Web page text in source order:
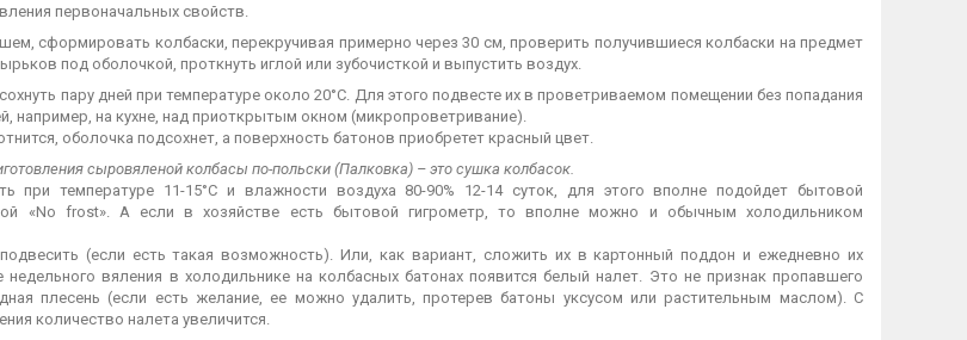
первоначальных свойств.
сформировать колбаски, перекручивая примерно через 30 см, проверить получившиеся колбаски на предмет
под оболочкой, проткнуть иглой или зубочисткой и выпустить воздух.
пару дней при температуре около 20°С. Для этого подвесте их в проветриваемом помещении без попадания
например, на кухне, над приоткрытым окном (микропроветривание).
оболочка подсохнет, а поверхность батонов приобретет красный цвет.
сыровяленой колбасы по-польски (Палковка) – это сушка колбасок.
при температуре 11-15°С и влажности воздуха 80-90% 12-14 суток, для этого вполне подойдет бытовой
«No frost». А если в хозяйстве есть бытовой гигрометр, то вполне можно и обычным холодильником
(если есть такая возможность). Или, как вариант, сложить их в картонный поддон и ежедневно их
недельного вяления в холодильнике на колбасных батонах появится белый налет. Это не признак пропавшего
плесень (если есть желание, ее можно удалить, протерев батоны уксусом или растительным маслом). С
количество налета увеличится.